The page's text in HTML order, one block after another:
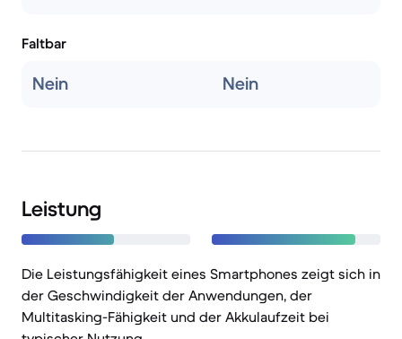
Faltbar
Nein Nein
Leistung
Die Leistungsfähigkeit eines Smartphones zeigt sich in
der Geschwindigkeit der Anwendungen, der
Multitasking-Fähigkeit und der Akkulaufzeit bei